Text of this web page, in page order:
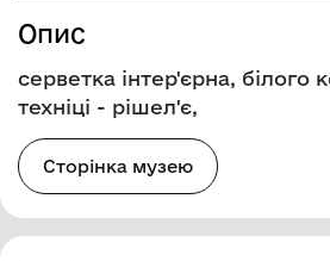
Опис
серветка інтер'єрна, білого
техніці - рішел'є,
Сторінка музею